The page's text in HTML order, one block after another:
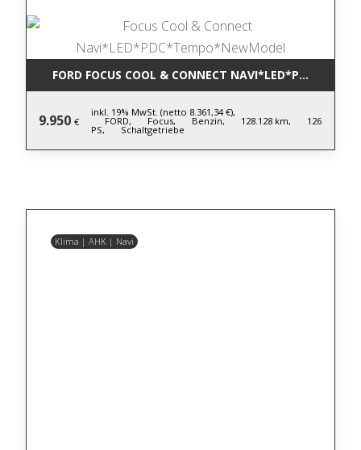
FORD FOCUS COOL & CONNECT
9.950 €
inkl. 19% MwSt. (netto 8.361,34 €),
FORD, Focus, Benzin, 128.128 km, 126
PS, Schaltgetriebe
Klima | AHK | Navi